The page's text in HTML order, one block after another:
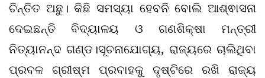
ଚିନ୍ତିତ ଅଛୁ। କିଛି ସମସ୍ୟା ହେବନି ବୋଲି ଆଶ୍ଵାସନା
ଦେଇଛନ୍ତି ବିଦ୍ୟାଳୟ ଓ ଗଣଶିକ୍ଷା ମନ୍ତ୍ରୀ
ନିତ୍ୟାନନ୍ଦ ଗଣ୍ଡ।ସୂଚନାଯୋଗ୍ୟ, ରାଜ୍ୟରେ ଚାଲିଥିବା
ପ୍ରବଳ ଗ୍ରୀଷ୍ମ ପ୍ରବାହକୁ ଦୃଷ୍ଟିରେ ରଖି ରାଜ୍ୟ